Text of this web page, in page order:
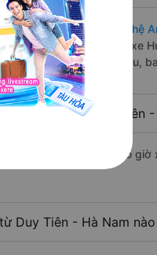
Tiên - Hà Nam Vinh - Nghệ
23:20 bởi 2 nhà xe: xe
buổi trưa, buổi chiều,
- Nghệ An từ Duy Tiên
có giờ
Duy Tiên - Hà Nam